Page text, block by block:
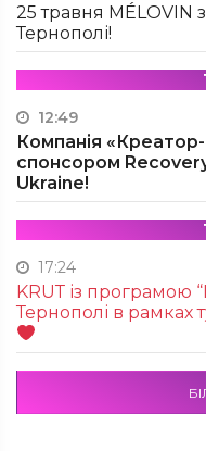
25 травня MÉLOVIN
Тернополі!
12:49
Компанія
спонсором
Ukraine!
17:24
KRUТ із програмою
Тернополі в рамках